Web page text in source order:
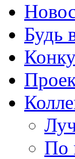
Будь
По